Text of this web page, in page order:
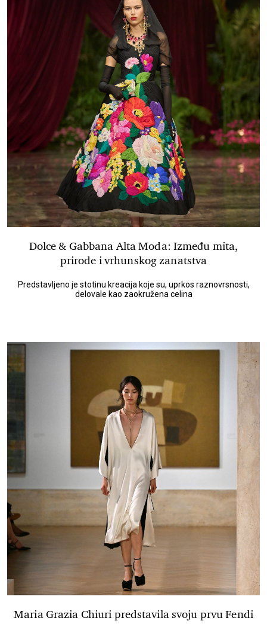
Dolce & Gabbana Alta Moda: Između mita,
prirode i vrhunskog zanatstva
Predstavljeno je stotinu kreacija koje su, uprkos raznovrsnosti,
delovale kao zaokružena celina
Maria Grazia Chiuri predstavila svoju prvu Fendi